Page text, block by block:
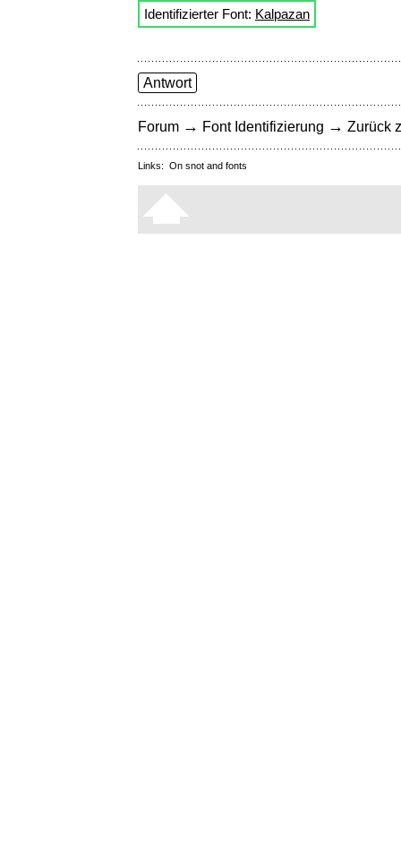
Identifizierter Font: Kalpazan
Antwort
Forum → Font Identifizierung → Zurück
Links: On snot and fonts